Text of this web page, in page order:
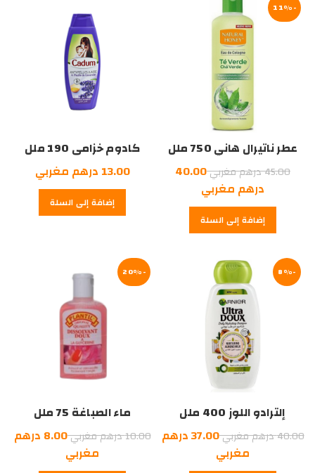
مغربي.
-11%
عطر ناتيرال هاني 750 ملل
45.00درهم مغربيالسعر
الأصلي
هو:
45.00
40.00
درهم مغربي
الحالي
هو:إضافة إلى السلة
كادوم خزامى 190 ملل
13.00 درهم مغربي
إضافة إلى السلة
-8%
إلترادو اللوز 400 ملل
40.00درهم مغربيالسعر
الأصلي
37.00درهم
مغربي
-20%
ماء الصباغة 75 ملل
10.00درهم مغربيالسعر
الأصلي
8.00 درهم
مغربي